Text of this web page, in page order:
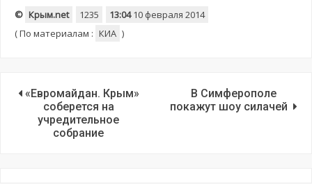
© Крым.net 1235 13:0410 февраля 2014
(По материалам : КИА )
«Евромайдан. Крым»
соберется на
учредительное
собрание
В Симферополе
покажут шоу силачей